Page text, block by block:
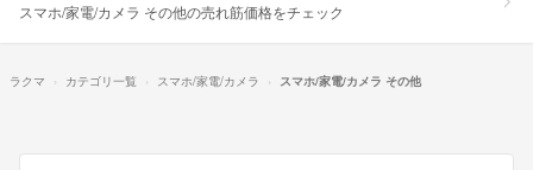
スマホ/家電/カメラ その他の売れ筋価格をチェック
ラクマ カテゴリ一覧 スマホ/家電/カメラ スマホ/家電/カメラ その他